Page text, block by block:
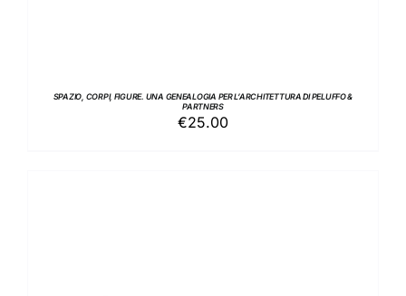
SPAZIO, CORPI, FIGURE. UNA GENEALOGIA PER L’ARCHITETTURA DI PELUFFO &
PARTNERS
€25.00